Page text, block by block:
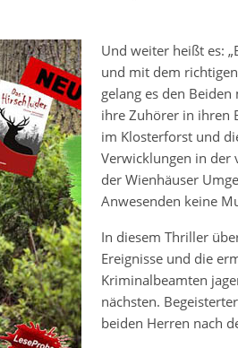
Und weiter heißt es:
und mit dem
gelang es den
ihre Zuhörer in ihren
im Klosterforst und
Verwicklungen in der
der Wienhäuser
Anwesenden keine
In diesem Thriller
Ereignisse und die
Kriminalbeamten
nächsten.
beiden Herren nach